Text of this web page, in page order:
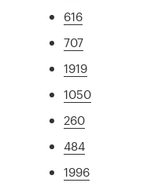
616
707
1919
1050
260
484
1996